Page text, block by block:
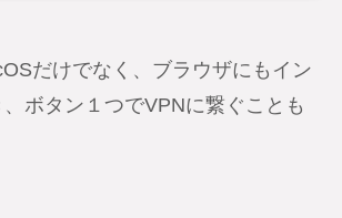
だけでなく、ブラウザにもイン
ボタン１つでVPNに繋ぐことも